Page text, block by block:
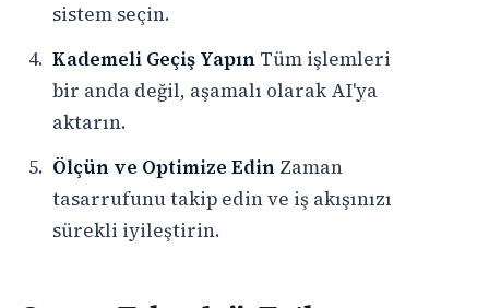
sistem seçin.
Kademeli Geçiş Yapın Tüm işlemleri
bir anda değil, aşamalı olarak AI'ya
aktarın.
Ölçün ve Optimize Edin Zaman
tasarrufunu takip edin ve iş akışınızı
sürekli iyileştirin.